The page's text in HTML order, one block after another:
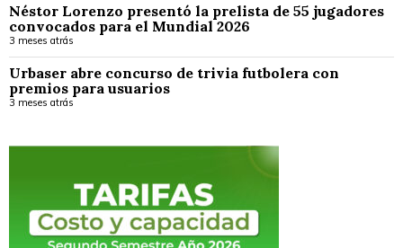
Néstor Lorenzo presentó la prelista de 55 jugadores
convocados para el Mundial 2026
3 meses atrás
Urbaser abre concurso de trivia futbolera con
premios para usuarios
3 meses atrás